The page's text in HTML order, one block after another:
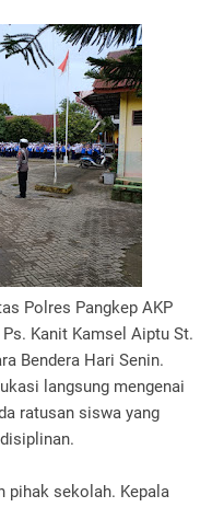
Polres Pangkep AKP
Kanit Kamsel Aiptu St.
Bendera Hari Senin.
langsung mengenai
ratusan siswa yang
pihak sekolah. Kepala